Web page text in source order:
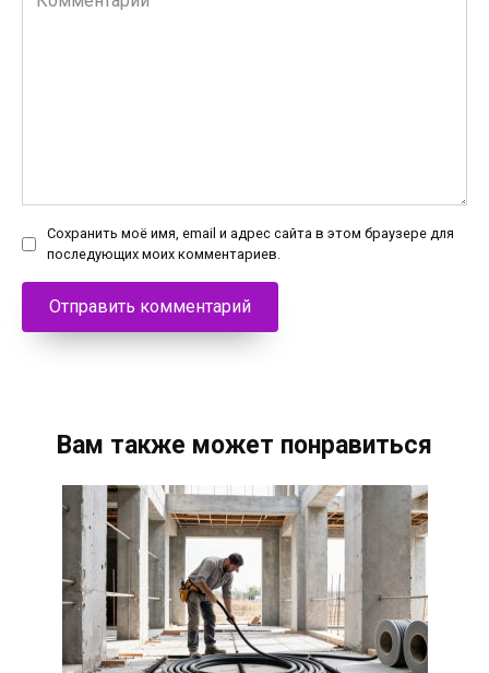
Сохранить моё имя, email и адрес сайта в этом браузере для
последующих моих комментариев.
Вам также может понравиться